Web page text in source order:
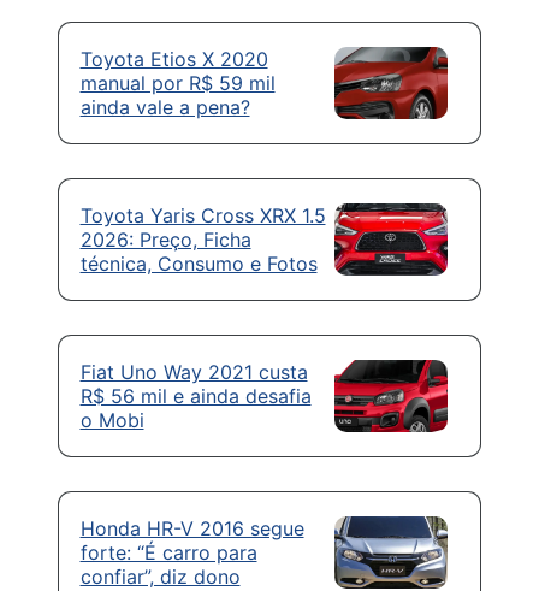
Toyota Etios X 2020
manual por R$ 59 mil
ainda vale a pena?
Toyota Yaris Cross XRX 1.5
2026: Preço, Ficha
técnica, Consumo e Fotos
Fiat Uno Way 2021 custa
R$ 56 mil e ainda desafia
o Mobi
Honda HR-V 2016 segue
forte: “É carro para
confiar”, diz dono